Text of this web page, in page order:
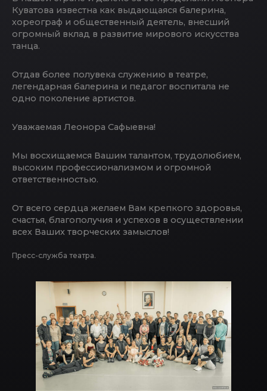
Куватова известна как выдающаяся балерина,
хореограф и общественный деятель, внесший
огромный вклад в развитие мирового искусства
танца.
Отдав более полувека служению в театре,
легендарная балерина и педагог воспитала не
одно поколение артистов.
Уважаемая Леонора Сафыевна!
Мы восхищаемся Вашим талантом, трудолюбием,
высоким профессионализмом и огромной
ответственностью.
От всего сердца желаем Вам крепкого здоровья,
счастья, благополучия и успехов в осуществлении
всех Ваших творческих замыслов!
Пресс-служба театра.